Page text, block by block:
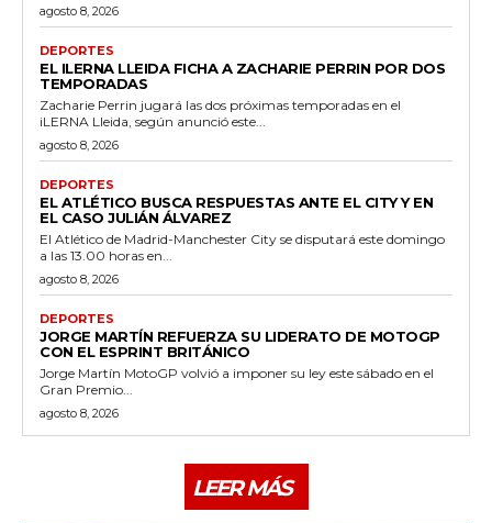
agosto 8, 2026
DEPORTES
EL ILERNA LLEIDA FICHA A ZACHARIE PERRIN POR DOS
TEMPORADAS
Zacharie Perrin jugará las dos próximas temporadas en el
iLERNA Lleida, según anunció este...
agosto 8, 2026
DEPORTES
EL ATLÉTICO BUSCA RESPUESTAS ANTE EL CITY Y EN
EL CASO JULIÁN ÁLVAREZ
El Atlético de Madrid-Manchester City se disputará este domingo
a las 13.00 horas en...
agosto 8, 2026
DEPORTES
JORGE MARTÍN REFUERZA SU LIDERATO DE MOTOGP
CON EL ESPRINT BRITÁNICO
Jorge Martín MotoGP volvió a imponer su ley este sábado en el
Gran Premio...
agosto 8, 2026
LEER MÁS